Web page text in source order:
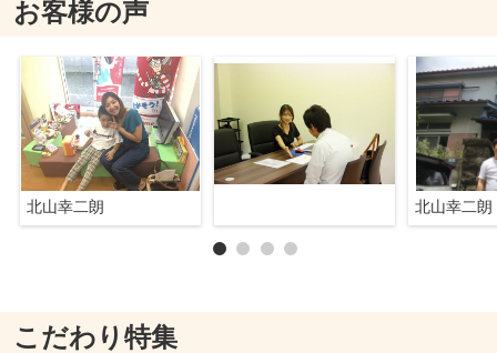
お客様の声
北山幸二朗 北山幸二朗
こだわり特集